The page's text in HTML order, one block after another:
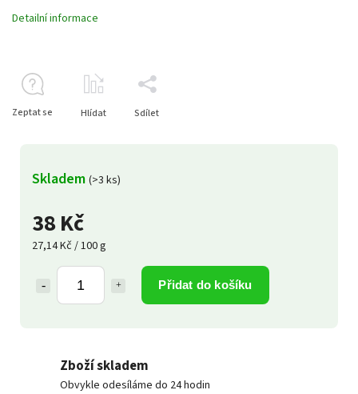
38 Kč
27,14 Kč / 100 g
Přidat do košíku
Skladem (>3 ks)
Detailní informace
Zeptat se Hlídat Sdílet
Zboží skladem
Obvykle odesíláme do 24 hodin